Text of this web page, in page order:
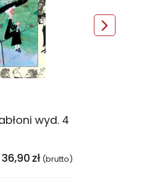
wyd. 4
36,90 zł (brutto)